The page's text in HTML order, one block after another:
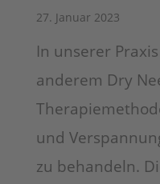
27. Januar 2023
In unserer
anderem Dry
und
zu behandeln.